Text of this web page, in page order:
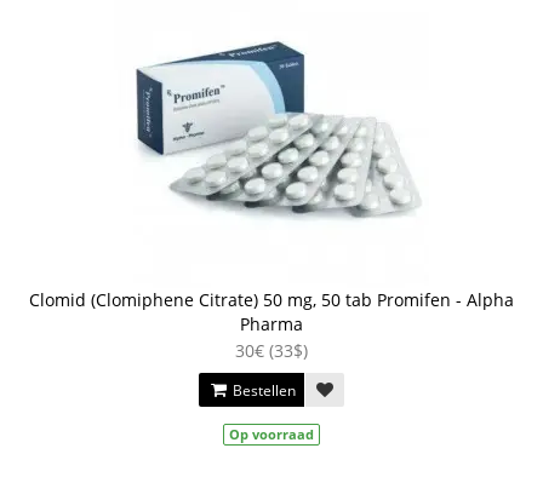
Clomid (Clomiphene Citrate) 50 mg, 50 tab Promifen - Alpha
Pharma
30€ (33$)
Bestellen
Op voorraad